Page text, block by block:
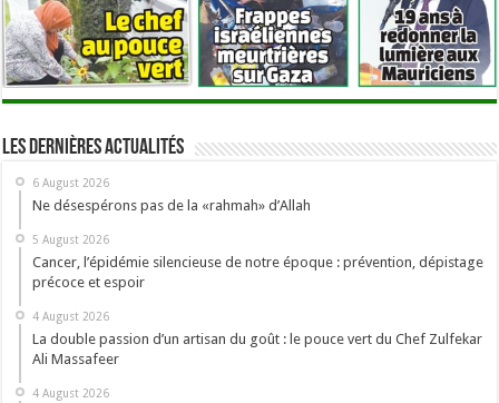
Les dernières actualités
6 August 2026
Ne désespérons pas de la «rahmah» d’Allah
5 August 2026
Cancer, l’épidémie silencieuse de notre époque : prévention, dépistage
précoce et espoir
4 August 2026
La double passion d’un artisan du goût : le pouce vert du Chef Zulfekar
Ali Massafeer
4 August 2026